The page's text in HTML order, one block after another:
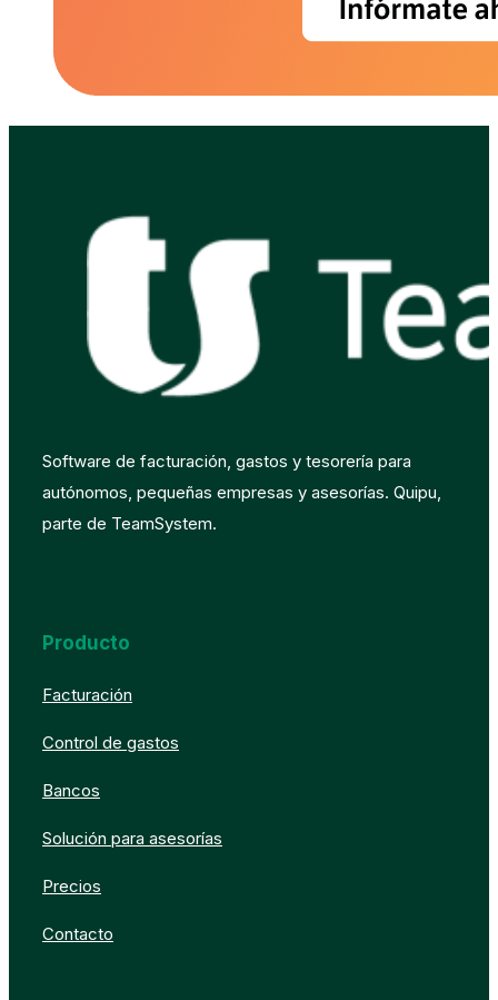
Software de facturación, gastos y tesorería para
autónomos, pequeñas empresas y asesorías. Quipu,
parte de TeamSystem.
Producto
Facturación
Control de gastos
Bancos
Solución para asesorías
Precios
Contacto